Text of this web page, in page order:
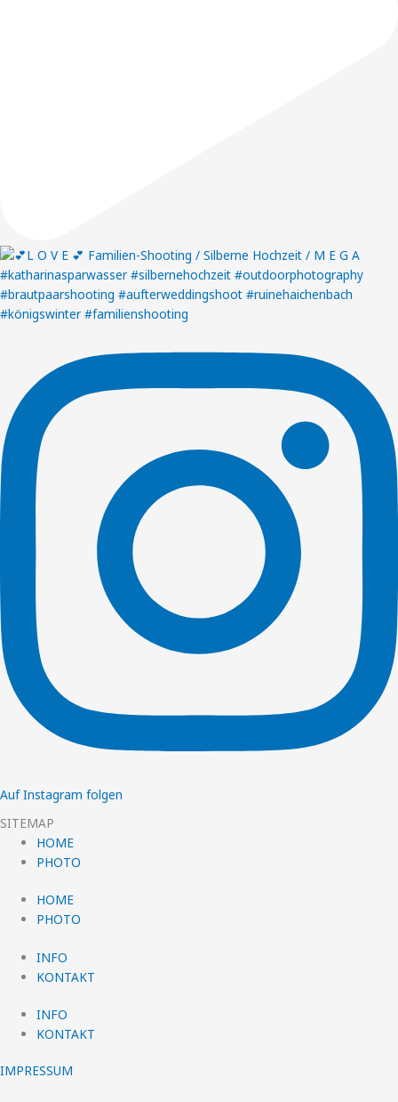
Auf Instagram folgen
SITEMAP
HOME
PHOTO
HOME
PHOTO
INFO
KONTAKT
INFO
KONTAKT
IMPRESSUM